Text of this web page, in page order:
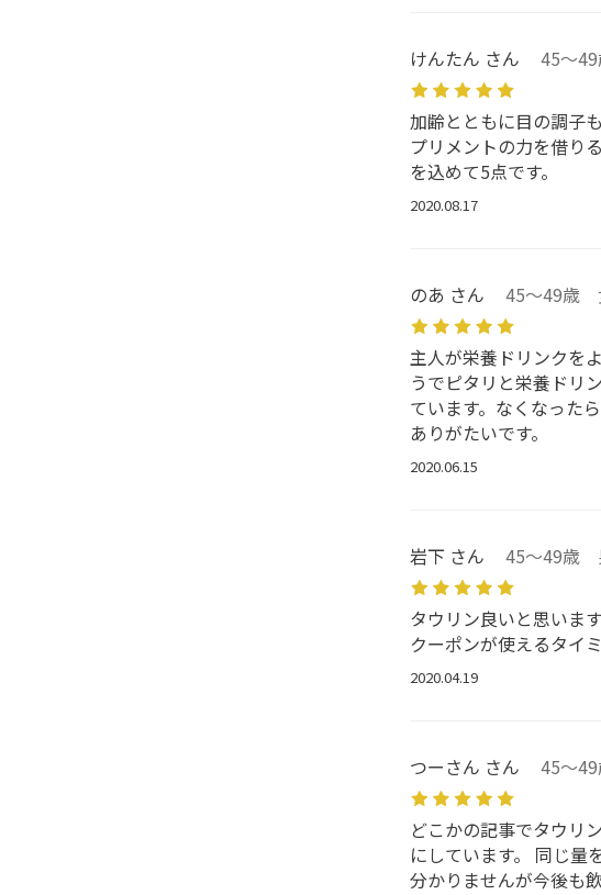
けんたん さん 45～
加齢とともに目の調子
プリメントの力を借り
を込めて5点です。
2020.08.17
のあ さん 45～49歳
主人が栄養ドリンクを
うでピタリと栄養ドリ
ています。なくなった
ありがたいです。
2020.06.15
岩下 さん 45～49歳
タウリン良いと思いま
クーポンが使えるタイ
2020.04.19
つーさん さん 45～
どこかの記事でタウリ
にしています。 同じ量
分かりませんが今後も